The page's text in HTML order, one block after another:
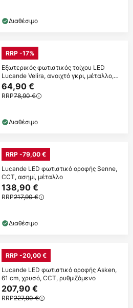
Διαθέσιμο
RRP -17%
Εξωτερικός φωτιστικός τοίχου LED
Lucande Velira, ανοιχτό γκρι, μέταλλο,
IP54
64,90 €
RRP78,90 €
Διαθέσιμο
RRP -79,00 €
Lucande LED φωτιστικό οροφής Senne,
CCT, ασημί, μέταλλο
138,90 €
RRP217,90 €
Διαθέσιμο
RRP -20,00 €
Lucande LED φωτιστικό οροφής Asken,
61 cm, χρυσό, CCT, ρυθμιζόμενο
207,90 €
RRP227,90 €